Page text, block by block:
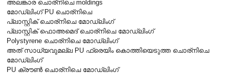
അലങ്കാര ചൊര്നിചെ moldings
മോഡ്ലിംഗ് PU ചൊര്നിചെ
പ്ലാസ്റ്റിക് ചൊര്നിചെ മോഡ്ലിംഗ്
പ്ലാസ്റ്റിക് ഫൊഅമെദ് ചൊര്നിചെ മോഡ്ലിംഗ്
Polystyrene ചൊര്നിചെ മോഡ്ലിംഗ്
അത് സാധ്യവുമല്ല PU ഫ്രെയിം കൊത്തിയെടുത്ത ചൊര്നിചെ
മോഡ്ലിംഗ്
PU ക്രൗൺ ചൊര്നിചെ മോഡ്ലിംഗ്